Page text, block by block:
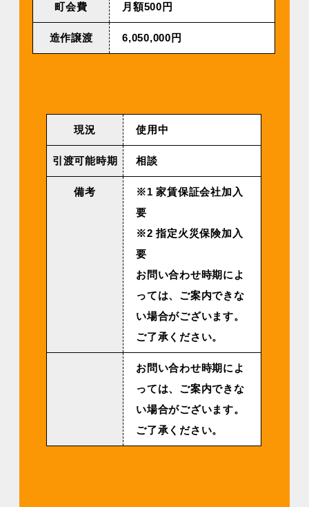
町会費 ⽉額500円
造作譲渡 6,050,000円
現況 使用中
引渡可能時期 相談
備考
※1 家賃保証会社加入
要
※2 指定火災保険加入
要
お問い合わせ時期によ
っては、ご案内できな
い場合がございます。
ご了承ください。
お問い合わせ時期によ
っては、ご案内できな
い場合がございます。
ご了承ください。